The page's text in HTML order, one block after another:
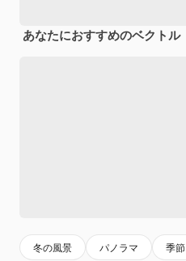
あなたにおすすめのベクトル
冬の風景 パノラマ 季節